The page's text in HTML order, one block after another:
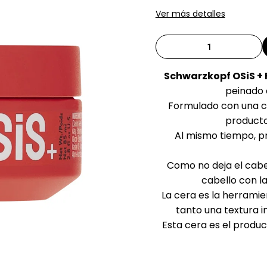
Ver más detalles
Schwarzkopf OSiS
peinado
Formulado con una
Al mismo tiempo,
Como no deja el
cabello con
La cera es la
tanto una textura
Esta cera es el